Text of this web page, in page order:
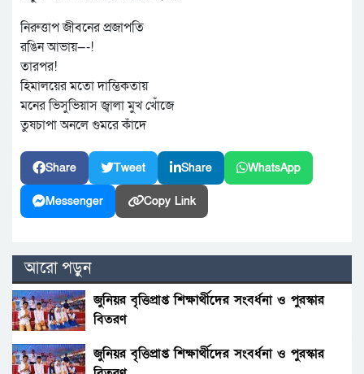
নিরুত্তাপ জীবনের প্রজাপতি
রঙিন আভায়—-!
তারপর!
হিমালয়ের মতো দাম্ভিকতায়
মনের ভিসুভিয়াস জ্বালা মুখ খোঁজে
তুষচাপা অনলে গুমরে কাঁদে
Share Tweet Share WhatsApp
Messenger Copy Link
আরো পড়ুন
জুনিয়র বৃত্তিপ্রাপ্ত শিক্ষার্থীদের সংবর্ধনা ও পুরস্কার
বিতরণ
জুনিয়র বৃত্তিপ্রাপ্ত শিক্ষার্থীদের সংবর্ধনা ও পুরস্কার